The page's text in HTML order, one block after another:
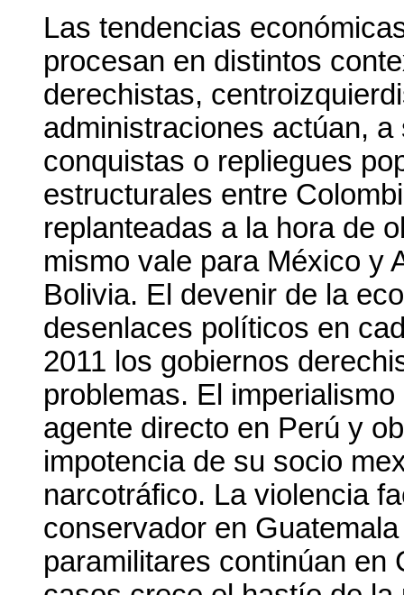
Las tendencias
procesan en distintos
derechistas,
administraciones actúan,
conquistas o repliegues
estructurales entre
replanteadas a la hora de
mismo vale para México y
Bolivia. El devenir de la
desenlaces políticos en
2011 los gobiernos
problemas. El
agente directo en Perú y
impotencia de su socio
narcotráfico. La violencia
conservador en
paramilitares continúan en